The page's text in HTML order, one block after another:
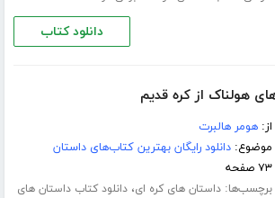
دانلود کتاب
هولناک از کره قدیم
از:هومر هالبرت
موضوع:دانلود رایگان بهترین کتاب‌های داستان
۷۳ صفحه
برچسب‌ها:داستان های کره ای،دانلود کتاب داستان های